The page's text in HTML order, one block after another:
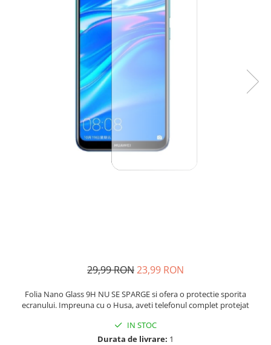
29,99 RON23,99 RON
Folia Nano Glass 9H NU SE SPARGE si ofera o protectie sporita
ecranului. Impreuna cu o Husa, aveti telefonul complet protejat
IN STOC
Durata de livrare: 1